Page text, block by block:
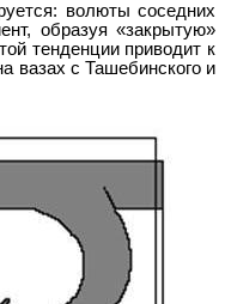
волюты соседних
образуя «закрытую»
тенденции приводит к
вазах с Ташебинского и